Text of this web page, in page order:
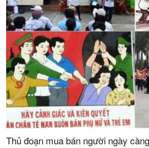
Thủ đoạn mua bán người ngày